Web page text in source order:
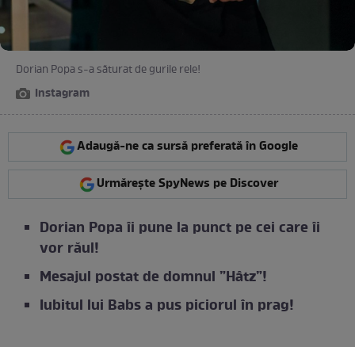
Dorian Popa s-a săturat de gurile rele!
Instagram
Adaugă-ne ca sursă preferată în Google
Urmărește SpyNews pe Discover
Dorian Popa îi pune la punct pe cei care îi
vor răul!
Mesajul postat de domnul ”Hâtz”!
Iubitul lui Babs a pus piciorul în prag!